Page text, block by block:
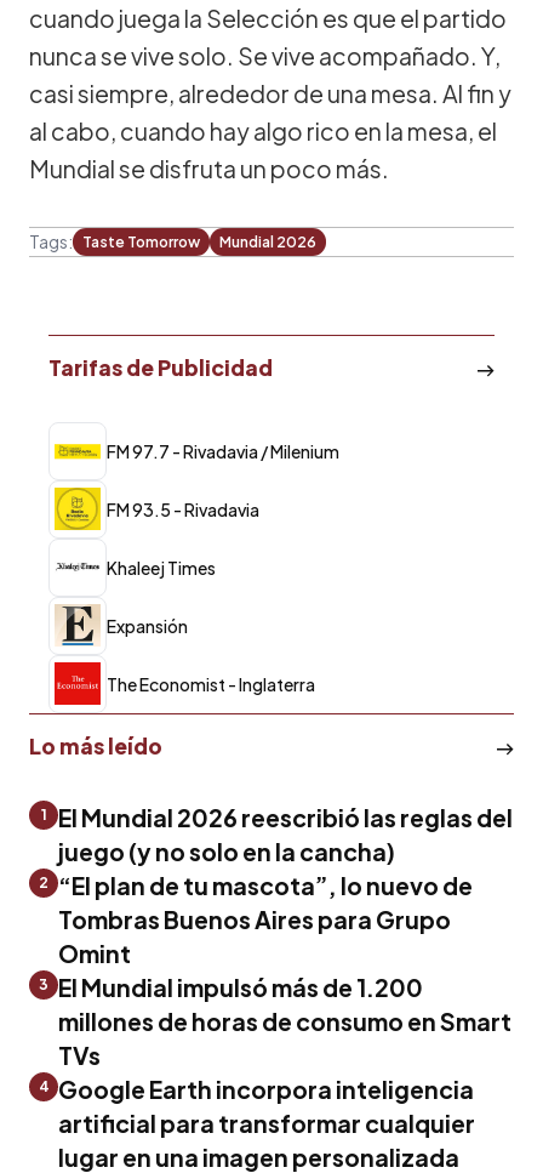
cuando juega la Selección es que el partido
nunca se vive solo. Se vive acompañado. Y,
casi siempre, alrededor de una mesa. Al fin y
al cabo, cuando hay algo rico en la mesa, el
Mundial se disfruta un poco más.
Tags: Taste Tomorrow Mundial 2026
Tarifas de Publicidad
FM 97.7 - Rivadavia / Milenium
FM 93.5 - Rivadavia
Khaleej Times
Expansión
The Economist - Inglaterra
Lo más leído
1
El Mundial 2026 reescribió las reglas del
juego (y no solo en la cancha)
2
“El plan de tu mascota”, lo nuevo de
Tombras Buenos Aires para Grupo
Omint
3
El Mundial impulsó más de 1.200
millones de horas de consumo en Smart
TVs
4 Google Earth incorpora inteligencia
artificial para transformar cualquier
lugar en una imagen personalizada